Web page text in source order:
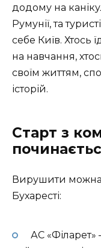
додому на
Румунії, та
себе Київ. Хтось
на навчання,
своїм життям,
історій.
Старт з
Вирушити можна
Бухаресті:
АС «Філарет»